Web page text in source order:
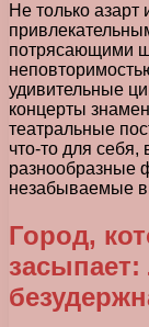
Не только
потрясающими
удивительные
концерты
театральные
что-то для
разнообразные
незабываемые
Город,
засыпает: